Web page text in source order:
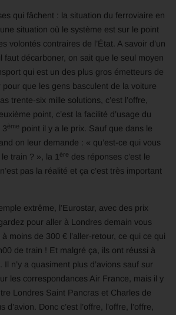
qui fâchent : la situation du ferroviaire en
situation où le système est sur le point
volontés contraires de l’État. A savoir d’un
faut décarboner, on sait que le seul moyen
qui est un des plus gros émetteurs de
pour que les gens basculent de la voiture
trente-six mille solutions, c’est l’offre,
point, c’est la facilité d’usage du
3ème point il y a le prix. Sauf que dans le
on leur demande : « qu’est-ce qui vous
train ? », la 1ère des réponses c’est le
pas la réalité et ça c’est très important
extrême, l’Eurostar, avec des prix
pour aller à Londres demain vous
à moins de 300 € l’aller-retour, ce qui ce qui
de train ! Et malgré ça, ils ont réussi à
n’y a quasiment plus d’avions sauf sur
les correspondances Air France, mais il y
Londres Saint Pancras et Charles de
d’avion. Donc c’est l’offre, l’offre, l’offre,